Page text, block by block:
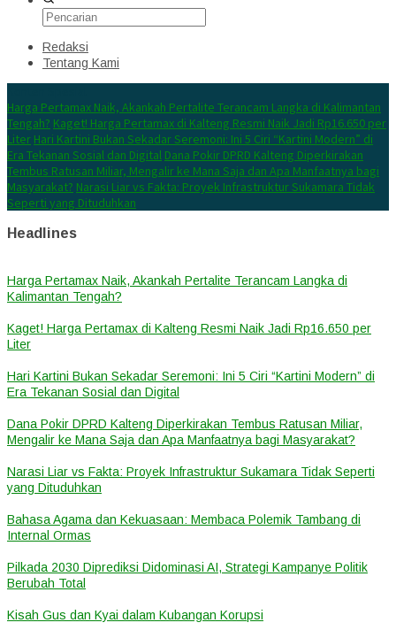
Redaksi
Tentang Kami
Harga Pertamax Naik, Akankah Pertalite Terancam Langka di Kalimantan
Tengah? Kaget! Harga Pertamax di Kalteng Resmi Naik Jadi Rp16.650 per
Liter Hari Kartini Bukan Sekadar Seremoni: Ini 5 Ciri “Kartini Modern” di
Era Tekanan Sosial dan Digital Dana Pokir DPRD Kalteng Diperkirakan
Tembus Ratusan Miliar, Mengalir ke Mana Saja dan Apa Manfaatnya bagi
Masyarakat? Narasi Liar vs Fakta: Proyek Infrastruktur Sukamara Tidak
Seperti yang Dituduhkan
Headlines
Harga Pertamax Naik, Akankah Pertalite Terancam Langka di
Kalimantan Tengah?
Kaget! Harga Pertamax di Kalteng Resmi Naik Jadi Rp16.650 per
Liter
Hari Kartini Bukan Sekadar Seremoni: Ini 5 Ciri “Kartini Modern” di
Era Tekanan Sosial dan Digital
Dana Pokir DPRD Kalteng Diperkirakan Tembus Ratusan Miliar,
Mengalir ke Mana Saja dan Apa Manfaatnya bagi Masyarakat?
Narasi Liar vs Fakta: Proyek Infrastruktur Sukamara Tidak Seperti
yang Dituduhkan
Bahasa Agama dan Kekuasaan: Membaca Polemik Tambang di
Internal Ormas
Pilkada 2030 Diprediksi Didominasi AI, Strategi Kampanye Politik
Berubah Total
Kisah Gus dan Kyai dalam Kubangan Korupsi